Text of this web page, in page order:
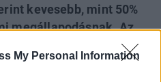
My Personal Information
kevesebb, mint 50%
megállapodásnak. Az
pénteken reggel
tájékoztassák a